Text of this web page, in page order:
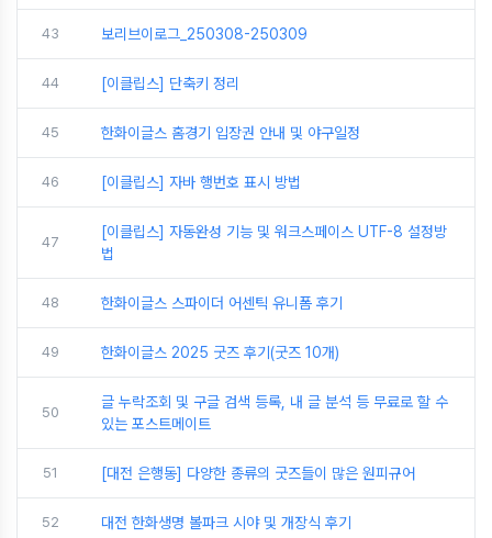
43 보리브이로그_250308-250309
44 [이클립스] 단축키 정리
45 한화이글스 홈경기 입장권 안내 및 야구일정
46 [이클립스] 자바 행번호 표시 방법
47
[이클립스] 자동완성 기능 및 워크스페이스 UTF-8 설정방
법
48 한화이글스 스파이더 어센틱 유니폼 후기
49 한화이글스 2025 굿즈 후기(굿즈 10개)
50
글 누락조회 및 구글 검색 등록, 내 글 분석 등 무료로 할 수
있는 포스트메이트
51 [대전 은행동] 다양한 종류의 굿즈들이 많은 원피규어
52 대전 한화생명 볼파크 시야 및 개장식 후기